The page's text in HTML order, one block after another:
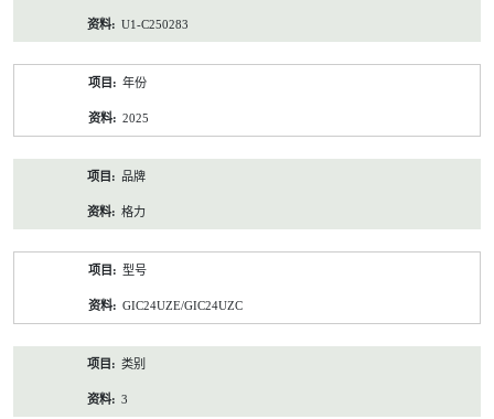
U1-C250283
年份
2025
品牌
格力
型号
GIC24UZE/GIC24UZC
类别
3